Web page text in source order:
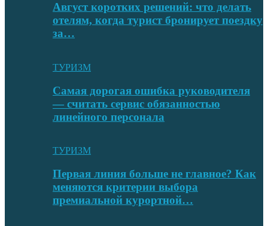
Август коротких решений: что делать
отелям, когда турист бронирует поездку
за…
ТУРИЗМ
Самая дорогая ошибка руководителя
— считать сервис обязанностью
линейного персонала
ТУРИЗМ
Первая линия больше не главное? Как
меняются критерии выбора
премиальной курортной…